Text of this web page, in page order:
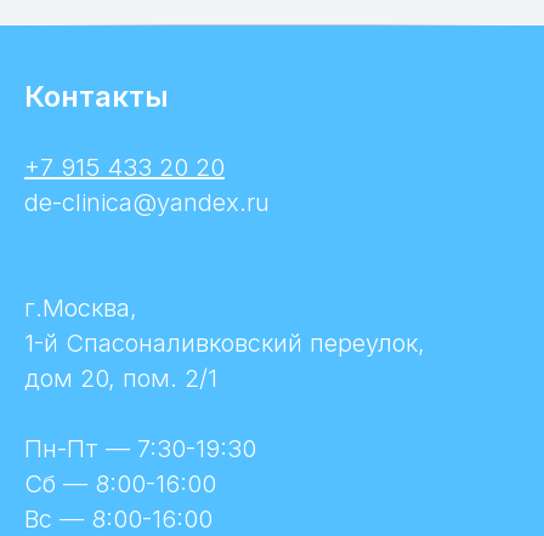
Контакты
+7 915 433 20 20
de-clinica@yandex.ru
г.Москва,
1-й Спасоналивковский переулок,
дом 20, пом. 2/1
Пн-Пт — 7:30-19:30
Сб — 8:00-16:00
Вс — 8:00-16:00